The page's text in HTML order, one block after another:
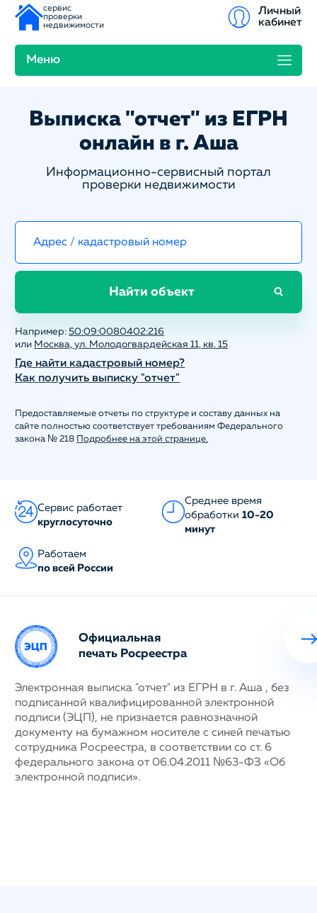
сервис
проверки
недвижимости
Меню
Личный
кабинет
Выписка "отчет" из ЕГРН
онлайн в г. Аша
Информационно-сервисный портал
проверки недвижимости
Найти объект
Например:50:09:0080402:216
или Москва, ул. Молодогвардейская 11, кв. 15
Где найти кадастровый номер?
Как получить выписку "отчет"
Предоставляемые отчеты по структуре и составу данных на
сайте полностью соответствует требованиям Федерального
закона № 218 Подробнее на этой странице.
Сервис работает
круглосуточно
Среднее время
обработки 10-20
минут
Работаем
по всей России
Официальная
печать Росреестра
Электронная выписка "отчет" из ЕГРН в г. Аша , без
подписанной квалифицированной электронной
подписи (ЭЦП), не признается равнозначной
документу на бумажном носителе с синей печатью
сотрудника Росреестра, в соответствии со ст. 6
федерального закона от 06.04.2011 №63-ФЗ «Об
электронной подписи».